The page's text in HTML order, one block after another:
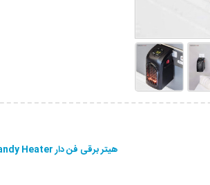
هیتر برقی فن دار Handy Heater